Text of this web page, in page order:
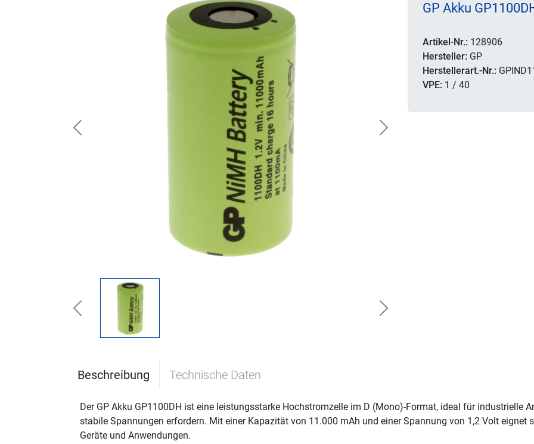
Previous Next
Previous Next
GP Akku
Artikel-Nr.: 128906
Hersteller: GP
Herstellerart.-Nr.:
VPE: 1 / 40
Beschreibung Technische Daten
Der GP Akku GP1100DH ist eine leistungsstarke Hochstromzelle im D (Mono)-Format, ideal für industrielle
stabile Spannungen erfordern. Mit einer Kapazität von 11.000 mAh und einer Spannung von 1,2 Volt eignet
Geräte und Anwendungen.